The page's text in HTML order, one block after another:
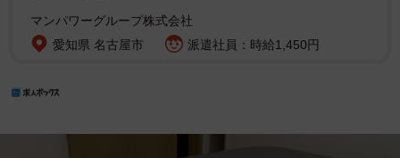
マンパワーグループ株式会社
愛知県 名古屋市
派遣社員：時給1,450円